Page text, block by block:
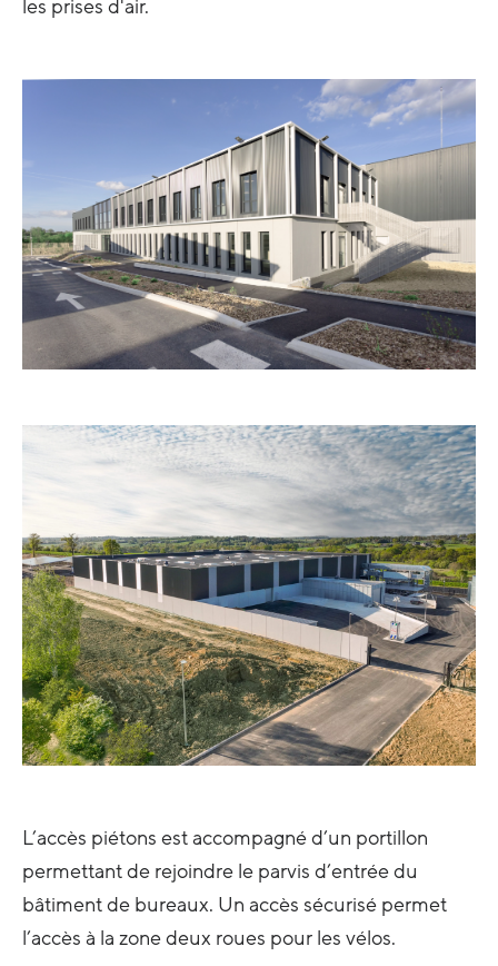
les prises d'air.
L’accès piétons est accompagné d’un portillon
permettant de rejoindre le parvis d’entrée du
bâtiment de bureaux. Un accès sécurisé permet
l’accès à la zone deux roues pour les vélos.